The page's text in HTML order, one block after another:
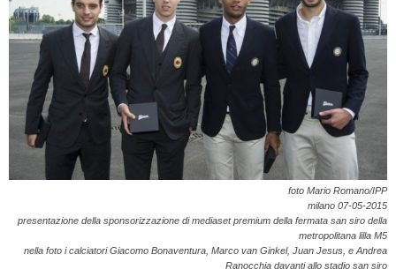
foto Mario Romano/IPP
milano 07-05-2015
presentazione della sponsorizzazione di mediaset premium della fermata san siro della
metropolitana lilla M5
nella foto i calciatori Giacomo Bonaventura, Marco van Ginkel, Juan Jesus, e Andrea
Ranocchia davanti allo stadio san siro